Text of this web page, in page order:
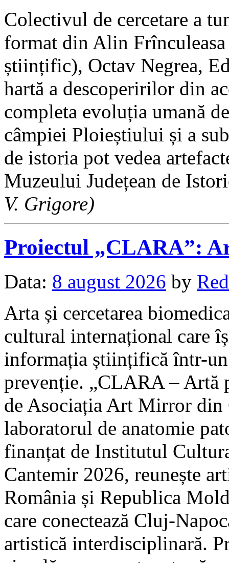
Colectivul de cercetare a
format din Alin
științific), Octav Negrea,
hartă a descoperirilor din
completa evoluția umană
câmpiei Ploieștiului și a
de istoria pot vedea
Muzeului Județean de
V. Grigore)
Proiectul „CLARA”:
Data: 8 august 2026 by
Arta și cercetarea
cultural internațional care
informația științifică într-
prevenție. „CLARA – Artă
de Asociația Art Mirror din
laboratorul de anatomie
finanțat de Institutul
Cantemir 2026, reunește
România și Republica
care conectează Cluj-
artistică interdisciplinară.